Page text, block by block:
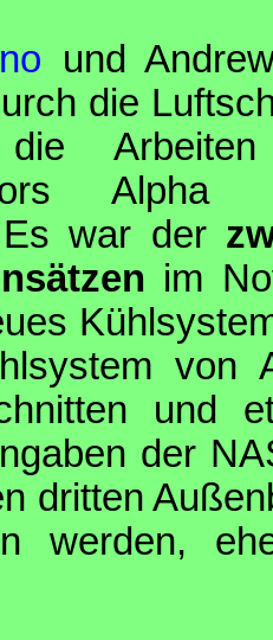
und
die
war der
im
von
und
der
dritten
werden,